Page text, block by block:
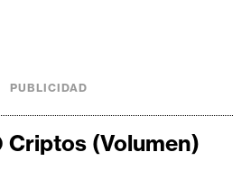
PUBLICIDAD
Criptos (Volumen)